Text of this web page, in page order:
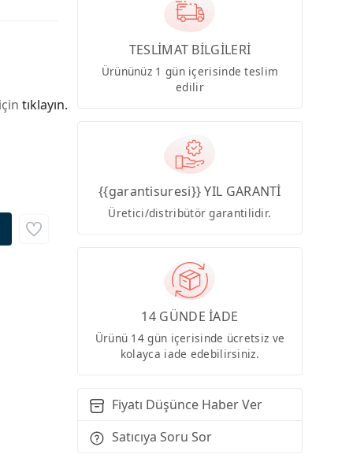
tıklayın.
TESLİMAT BİLGİLERİ
Ürününüz 1 gün içerisinde teslim
edilir
{{garantisuresi}} YIL GARANTİ
Üretici/distribütör garantilidir.
14 GÜNDE İADE
Ürünü 14 gün içerisinde ücretsiz ve
kolayca iade edebilirsiniz.
Fiyatı Düşünce Haber Ver
Satıcıya Soru Sor